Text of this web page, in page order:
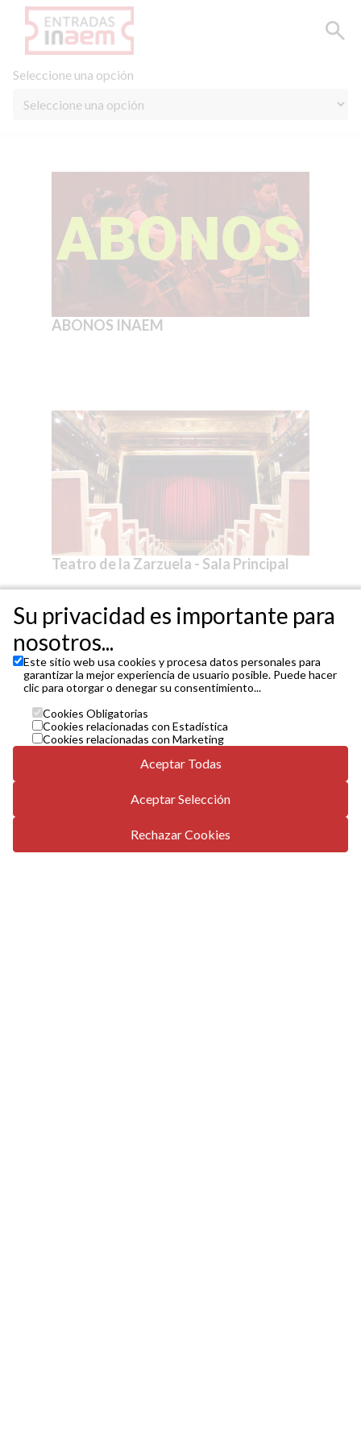
Seleccione una opción
ABONOS INAEM
Teatro de la Zarzuela - Sala Principal
Su privacidad es importante para
nosotros...
Este sitio web usa cookies y procesa datos personales para
garantizar la mejor experiencia de usuario posible. Puede hacer
clic para otorgar o denegar su consentimiento...
Cookies Obligatorias
Cookies relacionadas con Estadística
Cookies relacionadas con Marketing
Aceptar Todas
Aceptar Selección
Rechazar Cookies